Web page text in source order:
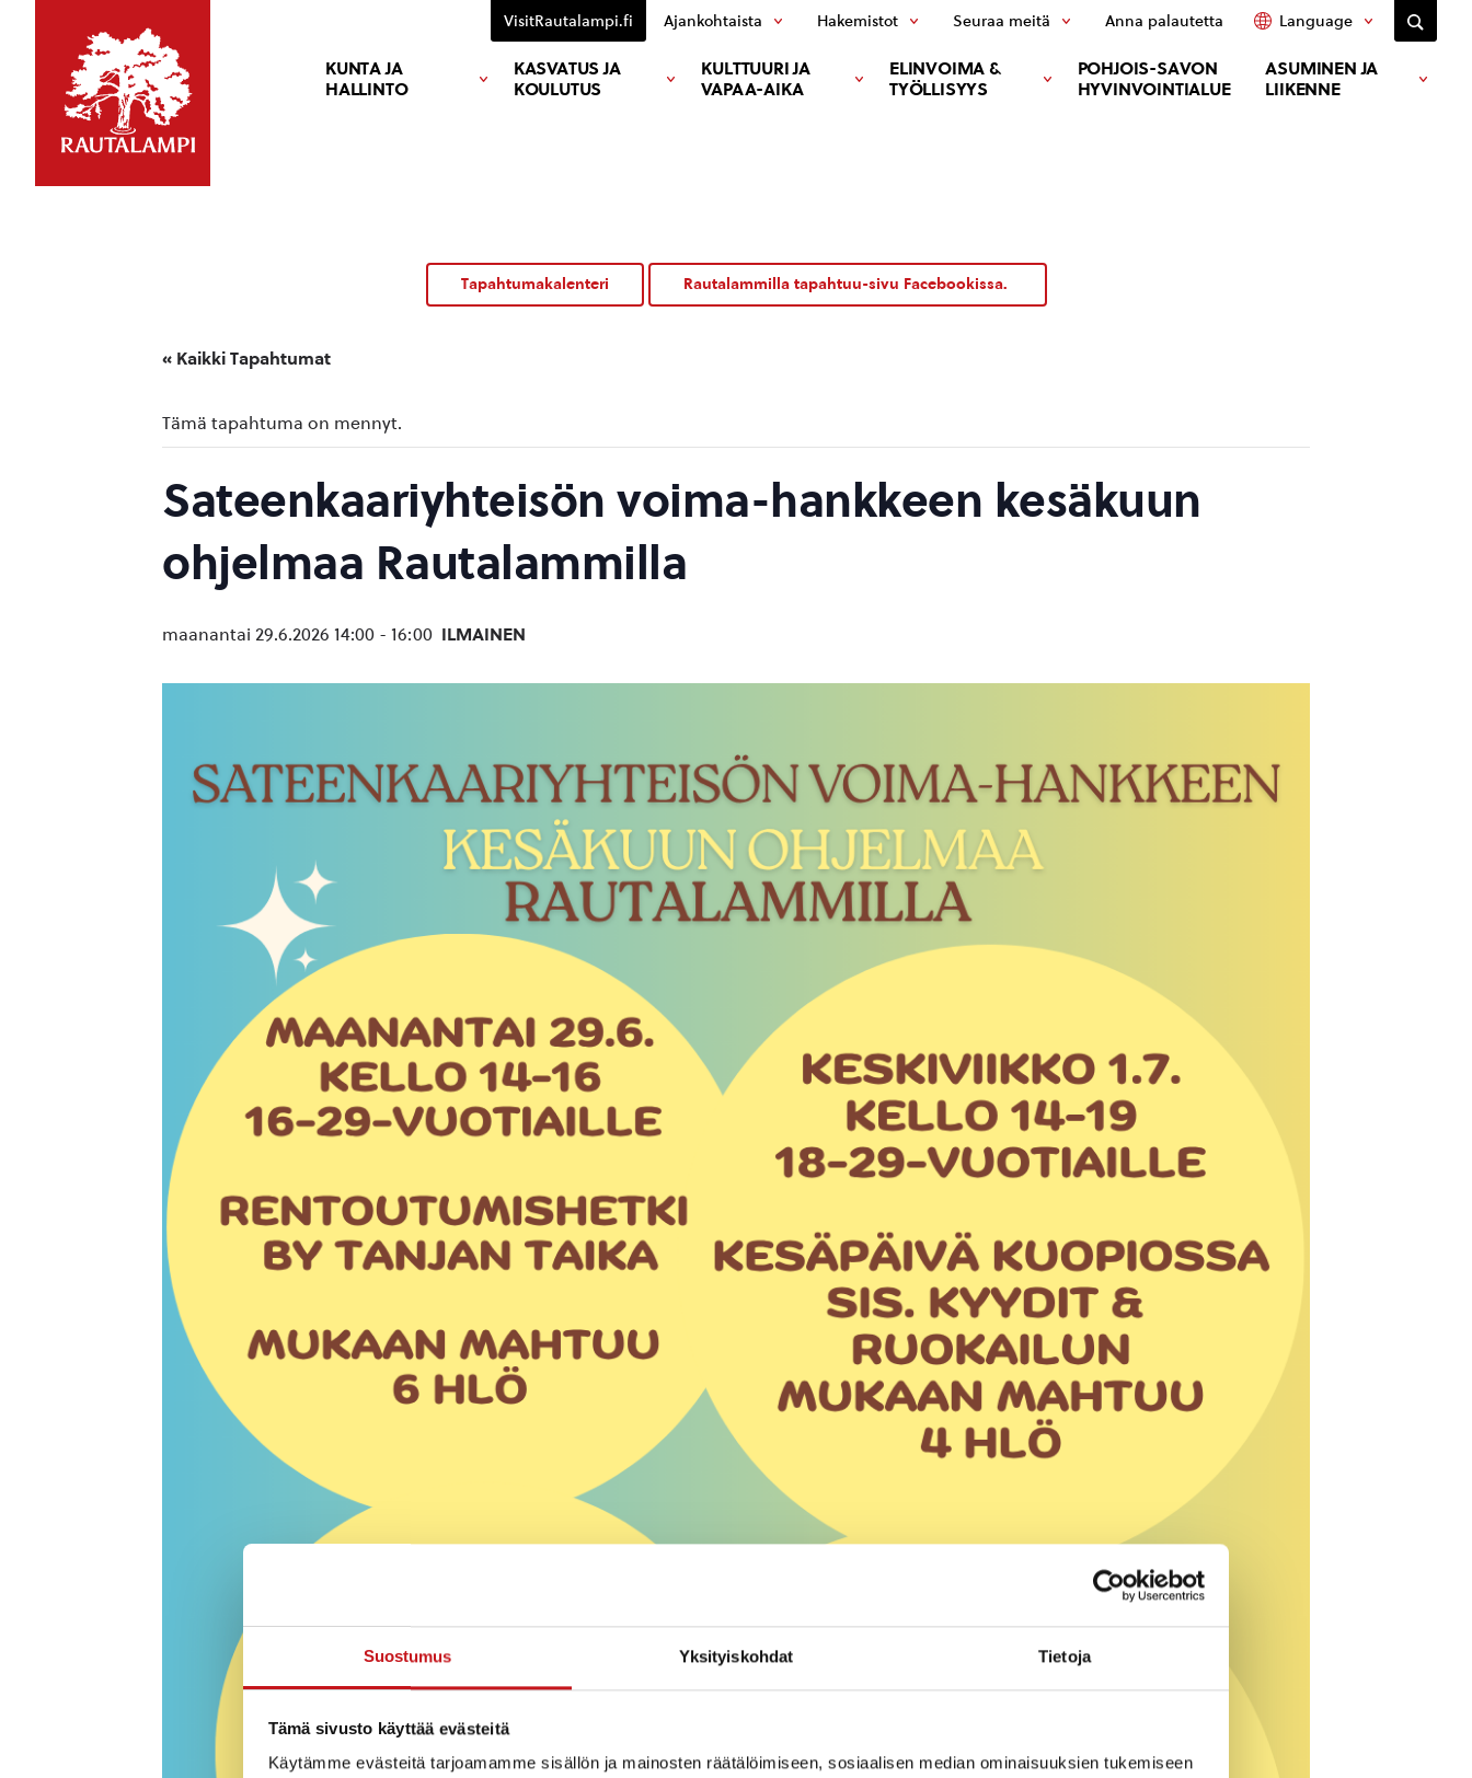
Suostumus Yksityiskohdat Tietoja
Tämä sivusto käyttää evästeitä
Käytämme evästeitä tarjoamamme sisällön ja mainosten räätälöimiseen, sosiaalisen median ominaisuuksien tukemiseen
KUNTA JA
HALLINTO
KASVATUS JA
KOULUTUS
KULTTUURI JA
VAPAA-AIKA
ELINVOIMA &
TYÖLLISYYS
POHJOIS-SAVON
HYVINVOINTIALUE
ASUMINEN JA
LIIKENNE
VisitRautalampi.fi Ajankohtaista Hakemistot Seuraa meitä Anna palautetta Language
Tapahtumakalenteri Rautalammilla tapahtuu-sivu Facebookissa.
« Kaikki Tapahtumat
Tämä tapahtuma on mennyt.
Sateenkaariyhteisön voima-hankkeen kesäkuun
ohjelmaa Rautalammilla
maanantai 29.6.2026 14:00 - 16:00 ILMAINEN